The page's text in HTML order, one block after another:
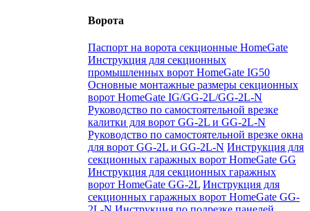
Ворота
Паспорт на ворота секционные HomeGate
Инструкция для секционных
промышленных ворот HomeGate IG50
Основные монтажные размеры секционных
ворот HomeGate IG/GG-2L/GG-2L-N
Руководство по самостоятельной врезке
калитки для ворот GG-2L и GG-2L-N
Руководство по самостоятельной врезке окна
для ворот GG-2L и GG-2L-N Инструкция для
секционных гаражных ворот HomeGate GG
Инструкция для секционных гаражных
ворот HomeGate GG-2L Инструкция для
секционных гаражных ворот HomeGate GG-